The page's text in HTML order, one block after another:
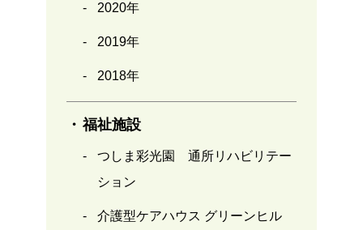
2020年
2019年
2018年
福祉施設
つしま彩光園 通所リハビリテー
ション
介護型ケアハウス グリーンヒル